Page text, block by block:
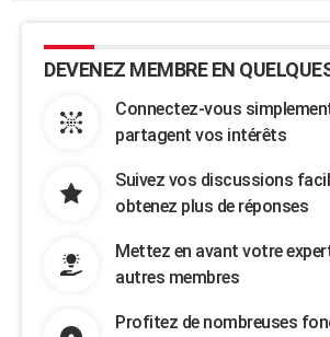
DEVENEZ MEMBRE EN
Connectez-vous
partagent vos intérêts
Suivez vos discussions
obtenez plus de réponses
Mettez en avant votre
autres membres
Profitez de nombreuses